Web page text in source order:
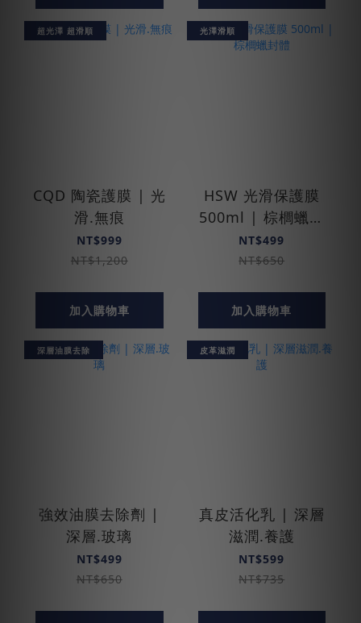
超光澤 超滑順
CQD 陶瓷護膜 | 光
滑.無痕
NT$999
NT$1,200
加入購物車
光澤滑順
HSW 光滑保護膜
500ml | 棕櫚蠟封
體
NT$499
NT$650
加入購物車
深層油膜去除
強效油膜去除劑 |
深層.玻璃
NT$499
NT$650
皮革滋潤
真皮活化乳 | 深層
滋潤.養護
NT$599
NT$735